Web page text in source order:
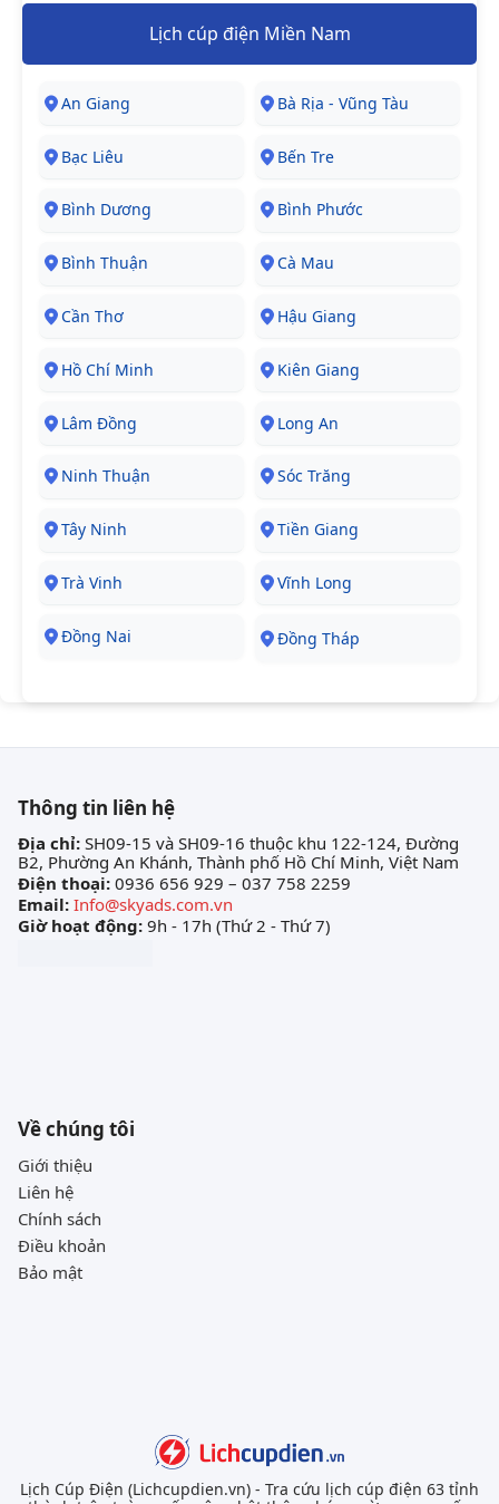
Lịch cúp điện Miền Nam
An Giang Bà Rịa - Vũng Tàu
Bạc Liêu Bến Tre
Bình Dương Bình Phước
Bình Thuận Cà Mau
Cần Thơ Hậu Giang
Hồ Chí Minh Kiên Giang
Lâm Đồng Long An
Ninh Thuận Sóc Trăng
Tây Ninh Tiền Giang
Trà Vinh Vĩnh Long
Đồng Nai Đồng Tháp
Thông tin liên hệ
Địa chỉ: SH09-15 và SH09-16 thuộc khu 122-124, Đường
B2, Phường An Khánh, Thành phố Hồ Chí Minh, Việt Nam
Điện thoại: 0936 656 929 – 037 758 2259
Email: Info@skyads.com.vn
Giờ hoạt động: 9h - 17h (Thứ 2 - Thứ 7)
Về chúng tôi
Giới thiệu
Liên hệ
Chính sách
Điều khoản
Bảo mật
Lịch Cúp Điện (Lichcupdien.vn) - Tra cứu lịch cúp điện 63 tỉnh